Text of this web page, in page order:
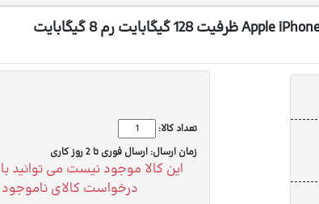
تعداد کالا:
زمان ارسال: ارسال فوری تا 2 روز کاری
این کالا موجود نیست می توانید با
درخواست کالای